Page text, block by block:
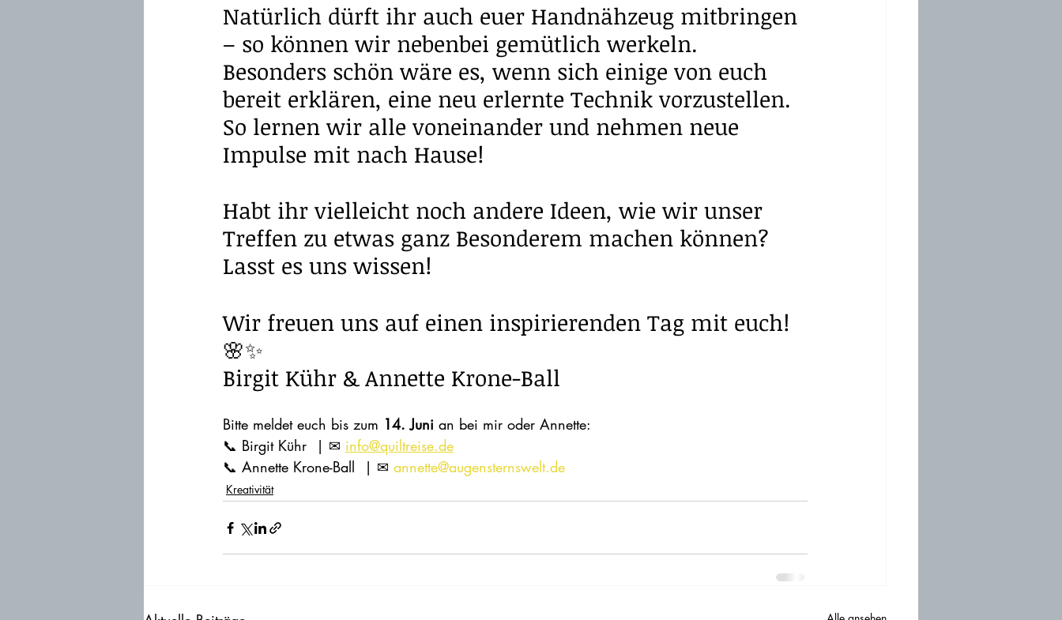
Natürlich dürft ihr auch euer Handnähzeug mitbringen
– so können wir nebenbei gemütlich werkeln.
Besonders schön wäre es, wenn sich einige von euch
bereit erklären, eine neu erlernte Technik vorzustellen.
So lernen wir alle voneinander und nehmen neue
Impulse mit nach Hause!
Habt ihr vielleicht noch andere Ideen, wie wir unser
Treffen zu etwas ganz Besonderem machen können?
Lasst es uns wissen!
Wir freuen uns auf einen inspirierenden Tag mit euch!
🌸✨
Birgit Kühr & Annette Krone-Ball
Bitte meldet euch bis zum 14. Juni an bei mir oder Annette:
📞 Birgit Kühr  | ✉ info@quiltreise.de
📞 Annette Krone-Ball  | ✉ annette@augensternswelt.de
Kreativität